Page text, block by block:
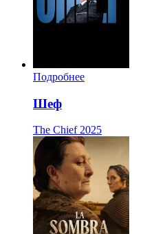
Подробнее
Шеф
The Chief 2025